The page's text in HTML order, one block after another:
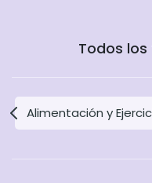
Todos
Alimentación y